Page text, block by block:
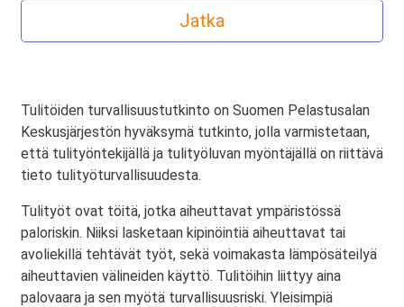
Tulitöiden turvallisuustutkinto on Suomen Pelastusalan
Keskusjärjestön hyväksymä tutkinto, jolla varmistetaan,
että tulityöntekijällä ja tulityöluvan myöntäjällä on riittävä
tieto tulityöturvallisuudesta.
Tulityöt ovat töitä, jotka aiheuttavat ympäristössä
paloriskin. Niiksi lasketaan kipinöintiä aiheuttavat tai
avoliekillä tehtävät työt, sekä voimakasta lämpösäteilyä
aiheuttavien välineiden käyttö. Tulitöihin liittyy aina
palovaara ja sen myötä turvallisuusriski. Yleisimpiä